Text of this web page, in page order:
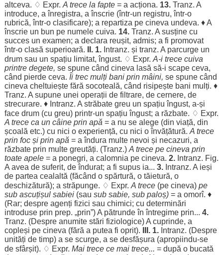
altceva. ♢ Expr. A trecela fapte= a acționa. 13.Tranz. A
introduce, aînregistra, aînscrie(într-un registru, într-o
rubrică, într-o clasificare); a repartiza pe cineva undeva. ♦ A
înscrieun bun pe numelecuiva. 14.Tranz. A susținecu
succesun examen; a declara reușit, admis; a fi promovat
într-o clasă superioară. II. 1.Intranz. și tranz. A parcurgeun
drumsau un spațiu limitat,îngust. ♢ Expr. A-i trececuiva
printre degete, se spune când cineva lasă să-i scapeceva,
când pierdeceva. Îi trec mulți baniprin mâini, se spune când
cineva cheltuiește fără socoteală, când risipește bani mulți. ♦
Tranz. A supuneunei operații de filtrare, de cernere, de
strecurare. ♦ Intranz. A străbate greu un spațiu îngust, a-și
face drum(cu greu) printr-un spațiu îngust; a răzbate. ♢ Expr.
A trececa un câineprin apă = a nu se alege(din viață, din
școală etc.) cu nici o experiență, cu nici oînvățătură. A trece
prin focși prin apă = aîndura multe nevoi și necazuri, a
răzbateprin multe greutăți. (Tranz.) A trecepe cineva prin
toate apele= a ponegri, a calomnia pe cineva. 2.Intranz. Fig.
A avea de suferit, deîndurat; a fi supusia... 3.Intranz. A ieși
de partea cealaltă (făcând o spărtură, o tăietură, o
deschizătură); a străpunge. ♢ Expr. A trece(pe cineva) pe
sub ascuțișul sabiei(sau sub sabie, sub paloș)= a omorî. ♦
(Rar; despre agenți fizici sau chimici; cu determinări
introduseprin prep. „prin”) A pătrundeînîntregimeprin... 4.
Tranz. (Despre anumite stări fiziologice) A cuprinde, a
copleși pe cineva (fără a putea fi oprit). III. 1.Intranz. (Despre
unități de timp) a se scurge, a se desfășura (apropiindu-se
de sfârșit). ♢ Expr. Mai trecece mai trece... = după o bucată